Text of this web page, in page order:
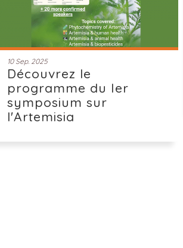
10 Sep. 2025
Découvrez le
programme du Ier
symposium sur
l'Artemisia